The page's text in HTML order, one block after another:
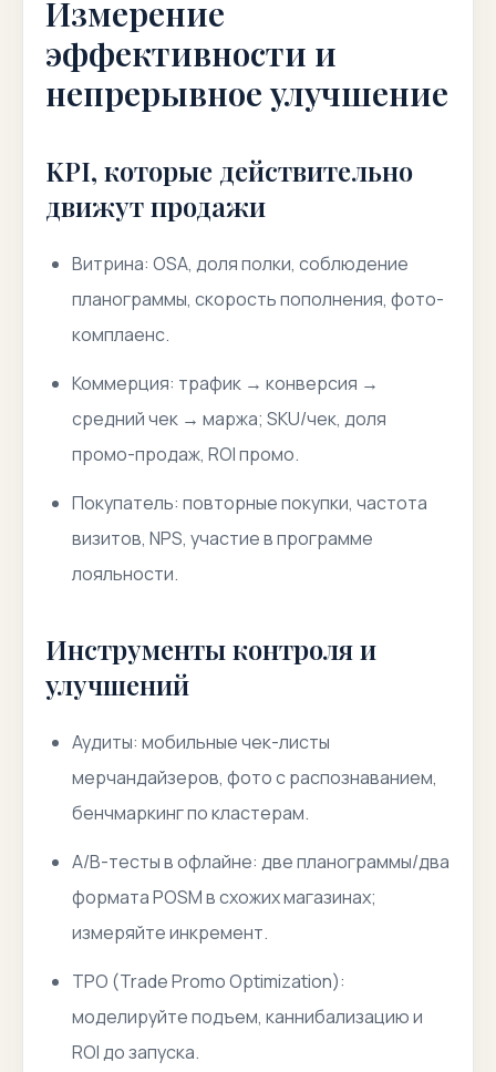
Измерение
эффективности и
непрерывное улучшение
KPI, которые действительно
движут продажи
Витрина: OSA, доля полки, соблюдение
планограммы, скорость пополнения, фото-
комплаенс.
Коммерция: трафик → конверсия →
средний чек → маржа; SKU/чек, доля
промо-продаж, ROI промо.
Покупатель: повторные покупки, частота
визитов, NPS, участие в программе
лояльности.
Инструменты контроля и
улучшений
Аудиты: мобильные чек-листы
мерчандайзеров, фото с распознаванием,
бенчмаркинг по кластерам.
A/B-тесты в офлайне: две планограммы/два
формата POSM в схожих магазинах;
измеряйте инкремент.
TPO (Trade Promo Optimization):
моделируйте подъем, каннибализацию и
ROI до запуска.